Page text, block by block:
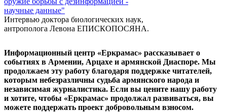
Армении не преподается, а учителя, ...
научные данные"
Интервью доктора биологических наук,
антрополога Левона ЕПИСКОПОСЯНА.
Информационный центр «Еркрамас» рассказывает о
событиях в Армении, Арцахе и армянской Диаспоре. Мы
продолжаем эту работу благодаря поддержке читателей,
которым небезразличны судьба армянского народа и
независимая журналистика. Если вы цените нашу работу
и хотите, чтобы «Еркрамас» продолжал развиваться, вы
можете поддержать проект добровольным взносом.